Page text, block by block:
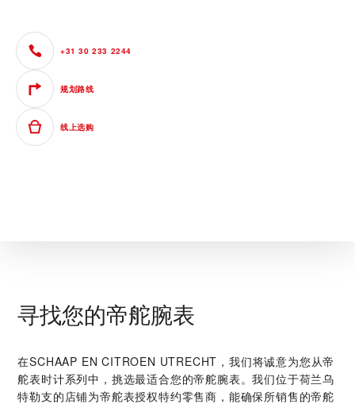
+31 30 233 2244
规划路线
线上选购
寻找您的帝舵腕表
在‭SCHAAP EN CITROEN UTRECHT‬，我们将诚意为您从帝
舵表时计系列中，挑选最适合您的帝舵腕表。我们位于荷兰乌
特勒支的店铺为帝舵表授权特约零售商，能确保所销售的帝舵